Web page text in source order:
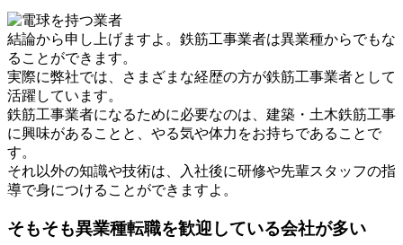
結論から申し上げますよ。鉄筋工事業者は異業種からでもな
ることができます。
実際に弊社では、さまざまな経歴の方が鉄筋工事業者として
活躍しています。
鉄筋工事業者になるために必要なのは、建築・土木鉄筋工事
に興味があることと、やる気や体力をお持ちであることで
す。
それ以外の知識や技術は、入社後に研修や先輩スタッフの指
導で身につけることができますよ。
そもそも異業種転職を歓迎している会社が多い